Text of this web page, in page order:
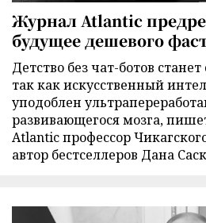
Журнал Atlantic
будущее дешевого
Детство без чат-ботов
так как искусственный
уподоблен
развивающегося мозга,
Atlantic профессор
автор бестселлеров Дана